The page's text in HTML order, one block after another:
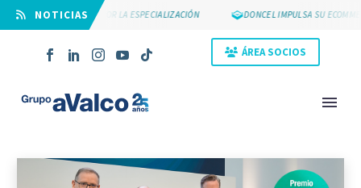
⠀NOTICIAS
2000 APUESTA POR LA ESPECIALIZACIÓN DONCEL IMPULSA SU
ÁREA SOCIOS